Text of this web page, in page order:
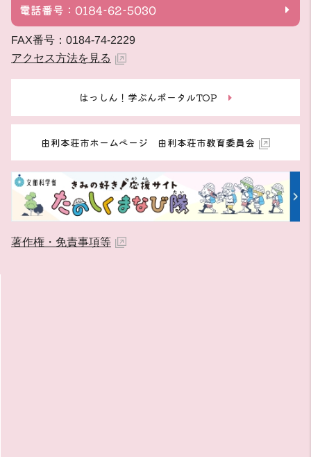
電話番号：0184-62-5030
FAX番号：0184-74-2229
アクセス方法を見る
はっしん！学ぶんポータルTOP
由利本荘市ホームページ 由利本荘市教育委員会
著作権・免責事項等